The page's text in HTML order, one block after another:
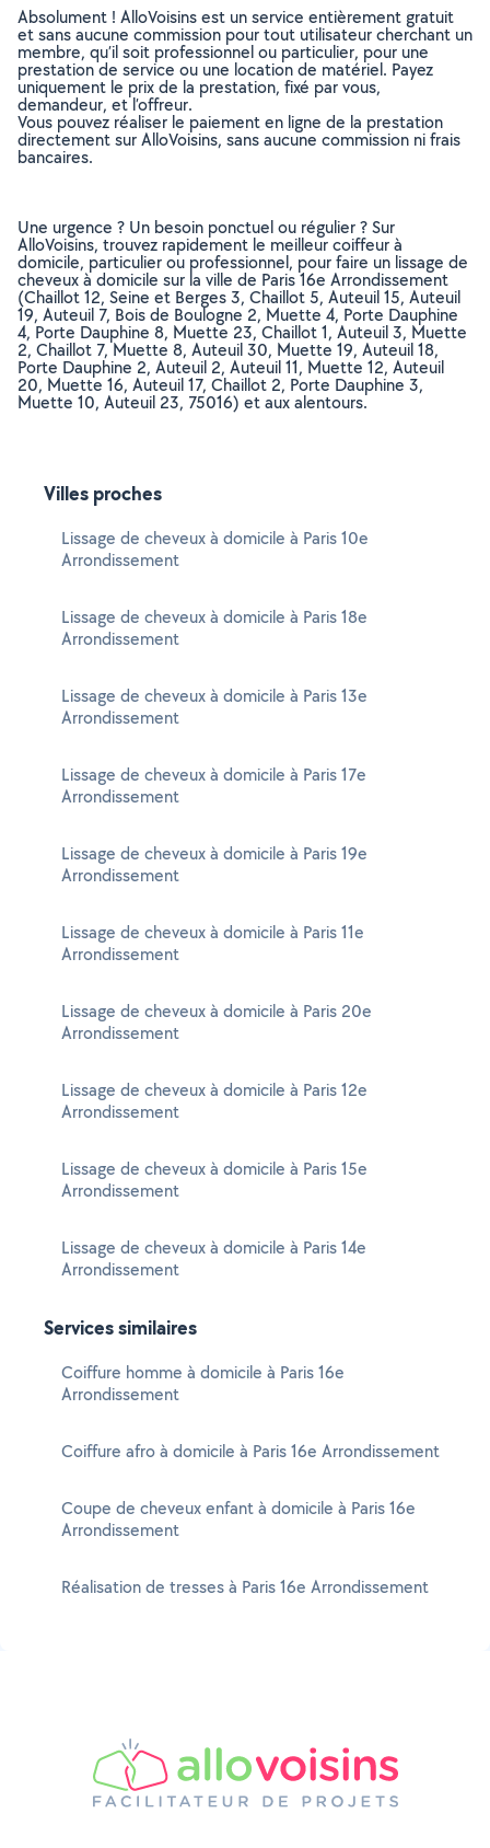
Absolument ! AlloVoisins est un service entièrement gratuit
et sans aucune commission pour tout utilisateur cherchant un
membre, qu’il soit professionnel ou particulier, pour une
prestation de service ou une location de matériel. Payez
uniquement le prix de la prestation, fixé par vous,
demandeur, et l’offreur.
Vous pouvez réaliser le paiement en ligne de la prestation
directement sur AlloVoisins, sans aucune commission ni frais
bancaires.
Une urgence ? Un besoin ponctuel ou régulier ? Sur
AlloVoisins, trouvez rapidement le meilleur coiffeur à
domicile, particulier ou professionnel, pour faire un lissage de
cheveux à domicile sur la ville de Paris 16e Arrondissement
(Chaillot 12, Seine et Berges 3, Chaillot 5, Auteuil 15, Auteuil
19, Auteuil 7, Bois de Boulogne 2, Muette 4, Porte Dauphine
4, Porte Dauphine 8, Muette 23, Chaillot 1, Auteuil 3, Muette
2, Chaillot 7, Muette 8, Auteuil 30, Muette 19, Auteuil 18,
Porte Dauphine 2, Auteuil 2, Auteuil 11, Muette 12, Auteuil
20, Muette 16, Auteuil 17, Chaillot 2, Porte Dauphine 3,
Muette 10, Auteuil 23, 75016) et aux alentours.
Villes proches
Lissage de cheveux à domicile à Paris 10e
Arrondissement
Lissage de cheveux à domicile à Paris 18e
Arrondissement
Lissage de cheveux à domicile à Paris 13e
Arrondissement
Lissage de cheveux à domicile à Paris 17e
Arrondissement
Lissage de cheveux à domicile à Paris 19e
Arrondissement
Lissage de cheveux à domicile à Paris 11e
Arrondissement
Lissage de cheveux à domicile à Paris 20e
Arrondissement
Lissage de cheveux à domicile à Paris 12e
Arrondissement
Lissage de cheveux à domicile à Paris 15e
Arrondissement
Lissage de cheveux à domicile à Paris 14e
Arrondissement
Services similaires
Coiffure homme à domicile à Paris 16e
Arrondissement
Coiffure afro à domicile à Paris 16e Arrondissement
Coupe de cheveux enfant à domicile à Paris 16e
Arrondissement
Réalisation de tresses à Paris 16e Arrondissement